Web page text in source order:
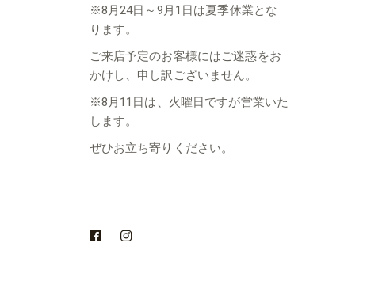
※8月24日～9月1日は夏季休業とな
ります。
ご来店予定のお客様にはご迷惑をお
かけし、申し訳ございません。
※8月11日は、火曜日ですが営業いた
します。
ぜひお立ち寄りください。